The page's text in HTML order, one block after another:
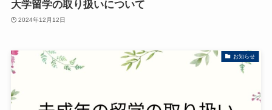
大学留学の取り扱いについて
2024年12月12日
お知らせ